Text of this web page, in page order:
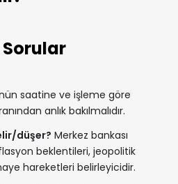
Sorular
saatine ve işleme göre
anlık bakılmalıdır.
düşer? Merkez bankası
beklentileri, jeopolitik
hareketleri belirleyicidir.